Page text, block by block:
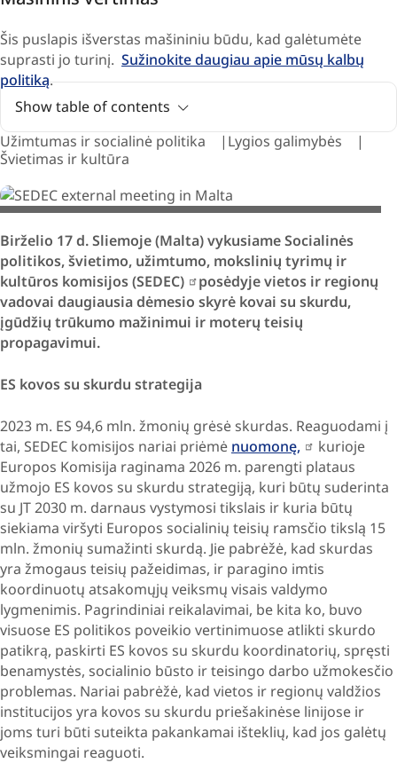
Šis puslapis išverstas mašininiu būdu, kad galėtumėte
suprasti jo turinį. Sužinokite daugiau apie mūsų kalbų
politiką.
Show table of contents
Užimtumas ir socialinė politika
Lygios galimybės
Švietimas ir kultūra
©️ European Union / Eastern Regional Council/ Roberto Runza
Birželio 17 d. Sliemoje (Malta) vykusiame Socialinės
politikos, švietimo, užimtumo, mokslinių tyrimų ir
kultūros komisijos (SEDEC)
posėdyje vietos ir regionų
vadovai daugiausia dėmesio skyrė kovai su skurdu,
įgūdžių trūkumo mažinimui ir moterų teisių
propagavimui.
ES kovos su skurdu strategija
2023 m. ES 94,6 mln. žmonių grėsė skurdas. Reaguodami į
tai, SEDEC komisijos nariai priėmė nuomonę,
kurioje
Europos Komisija raginama 2026 m. parengti plataus
užmojo ES kovos su skurdu strategiją, kuri būtų suderinta
su JT 2030 m. darnaus vystymosi tikslais ir kuria būtų
siekiama viršyti Europos socialinių teisių ramsčio tikslą 15
mln. žmonių sumažinti skurdą. Jie pabrėžė, kad skurdas
yra žmogaus teisių pažeidimas, ir paragino imtis
koordinuotų atsakomųjų veiksmų visais valdymo
lygmenimis. Pagrindiniai reikalavimai, be kita ko, buvo
visuose ES politikos poveikio vertinimuose atlikti skurdo
patikrą, paskirti ES kovos su skurdu koordinatorių, spręsti
benamystės, socialinio būsto ir teisingo darbo užmokesčio
problemas. Nariai pabrėžė, kad vietos ir regionų valdžios
institucijos yra kovos su skurdu priešakinėse linijose ir
joms turi būti suteikta pakankamai išteklių, kad jos galėtų
veiksmingai reaguoti.